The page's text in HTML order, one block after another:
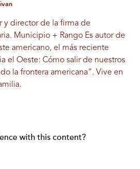
y director de la firma de
Municipio + Rango Es autor de
americano, el más reciente
el Oeste: Cómo salir de nuestros
la frontera americana”. Vive en